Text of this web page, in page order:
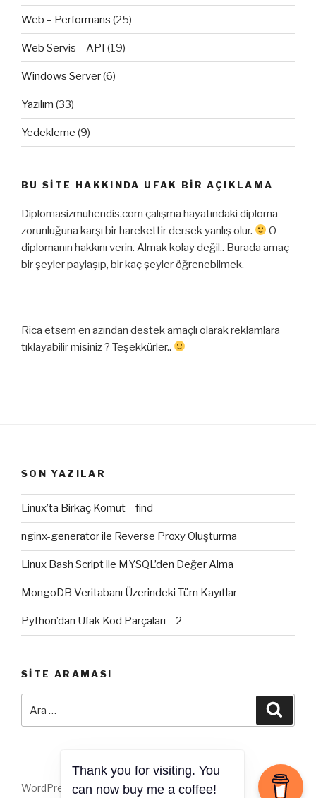
Web – Performans (25)
Web Servis – API (19)
Windows Server(6)
Yazılım (33)
Yedekleme (9)
BU SITE HAKKINDA UFAK BIR AÇIKLAMA
Diplomasizmuhendis.com çalışma hayatındaki diploma
zorunluğuna karşı bir harekettir dersek yanlış olur.
O
diplomanın hakkını verin. Almak kolay değil.. Burada amaç
bir şeyler paylaşıp, bir kaç şeyler öğrenebilmek.
Rica etsem en azından destek amaçlı olarak reklamlara
tıklayabilir misiniz ? Teşekkürler..
SON YAZILAR
Linux’ta Birkaç Komut – find
nginx-generator ile Reverse Proxy Oluşturma
Linux Bash Script ile MYSQL’den Değer Alma
MongoDB Veritabanı Üzerindeki Tüm Kayıtlar
Python’dan Ufak Kod Parçaları – 2
SITE ARAMASI
WordPress gururla sunar
Thank you for visiting. You
can now buy me a coffee!